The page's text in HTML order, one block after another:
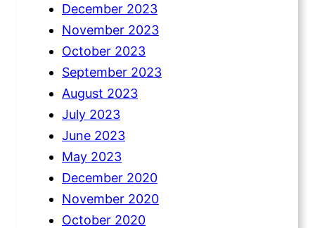
December 2023
November 2023
October 2023
September 2023
August 2023
July 2023
June 2023
May 2023
December 2020
November 2020
October 2020